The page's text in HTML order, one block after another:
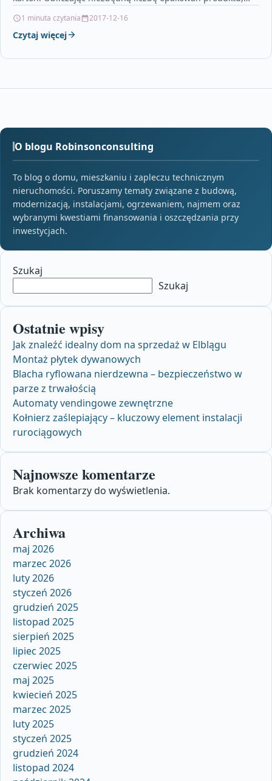
1 minuta czytania 2017-12-16
Czytaj więcej
O blogu Robinsonconsulting
To blog o domu, mieszkaniu i zapleczu technicznym
nieruchomości. Poruszamy tematy związane z budową,
modernizacją, instalacjami, ogrzewaniem, najmem oraz
wybranymi kwestiami finansowania i oszczędzania przy
inwestycjach.
Szukaj
Szukaj
Ostatnie wpisy
Jak znaleźć idealny dom na sprzedaż w Elblągu
Montaż płytek dywanowych
Blacha ryflowana nierdzewna – bezpieczeństwo w
parze z trwałością
Automaty vendingowe zewnętrzne
Kołnierz zaślepiający – kluczowy element instalacji
rurociągowych
Najnowsze komentarze
Brak komentarzy do wyświetlenia.
Archiwa
maj 2026
marzec 2026
luty 2026
styczeń 2026
grudzień 2025
listopad 2025
sierpień 2025
lipiec 2025
czerwiec 2025
maj 2025
kwiecień 2025
marzec 2025
luty 2025
styczeń 2025
grudzień 2024
listopad 2024